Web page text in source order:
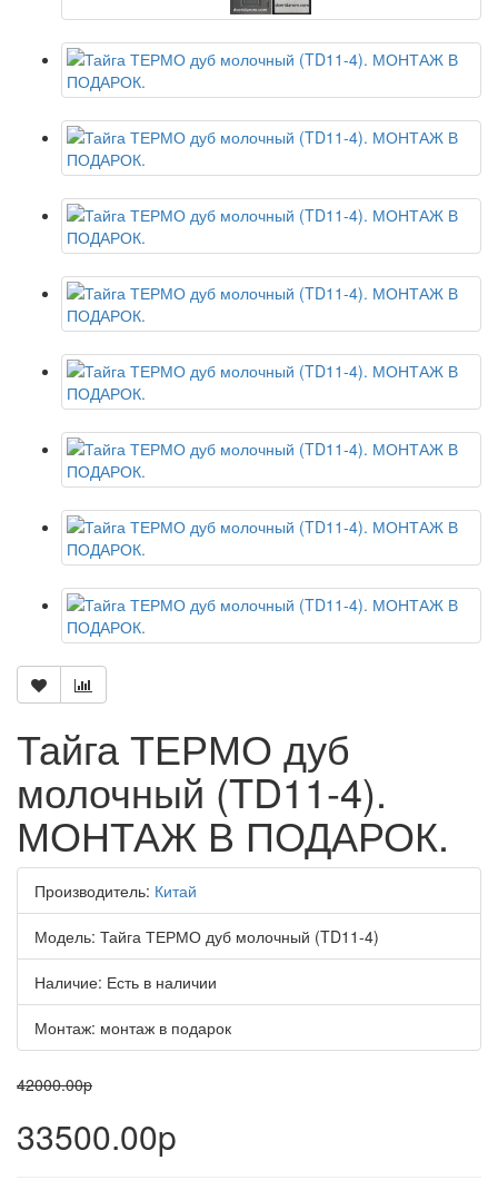
Тайга ТЕРМО дуб
молочный (TD11-4).
МОНТАЖ В ПОДАРОК.
Производитель: Китай
Модель: Тайга ТЕРМО дуб молочный (TD11-4)
Наличие: Есть в наличии
Монтаж: монтаж в подарок
42000.00p
33500.00p